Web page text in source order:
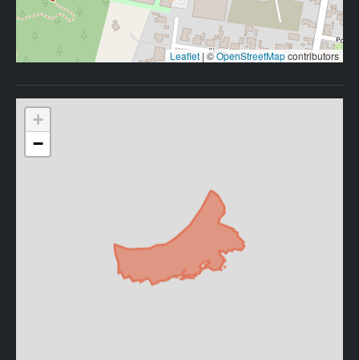
Leaflet | ©OpenStreetMapcontributors
+
−